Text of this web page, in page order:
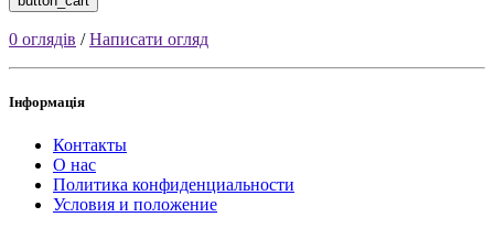
0 оглядів /Написати огляд
Інформація
Контакты
О нас
Политика конфиденциальности
Условия и положение